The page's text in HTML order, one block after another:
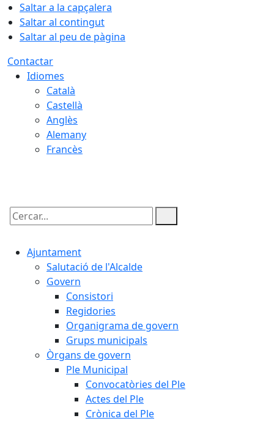
Saltar a la capçalera
Saltar al contingut
Saltar al peu de pàgina
Contactar
Idiomes
Català
Castellà
Anglès
Alemany
Francès
Cercar:
Ajuntament
Salutació de l'Alcalde
Govern
Consistori
Regidories
Organigrama de govern
Grups municipals
Òrgans de govern
Ple Municipal
Convocatòries del Ple
Actes del Ple
Crònica del Ple